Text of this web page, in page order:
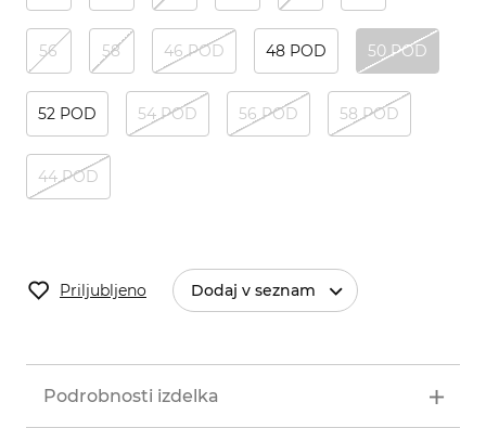
56 58 46 POD 48 POD 50 POD
52 POD 54 POD 56 POD 58 POD
44 POD
Priljubljeno Dodaj v seznam
Podrobnosti izdelka